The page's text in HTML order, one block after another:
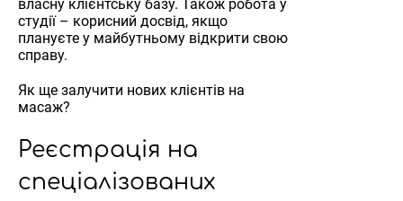
власну клієнтську базу. Також робота у
студії – корисний досвід, якщо
плануєте у майбутньому відкрити свою
справу.
Як ще залучити нових клієнтів на
масаж?
Реєстрація на
спеціалізованих